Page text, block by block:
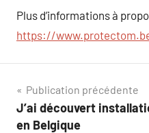
Plus d’informations à
https://
Navigation
de
Publication précédente
J’ai découvert
en Belgique